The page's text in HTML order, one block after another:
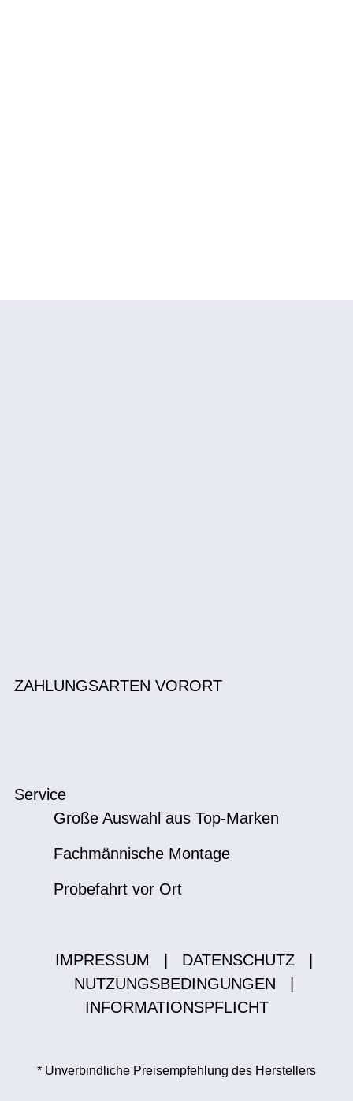
ZAHLUNGSARTEN VORORT
Service
Große Auswahl aus Top-Marken
Fachmännische Montage
Probefahrt vor Ort
IMPRESSUM DATENSCHUTZ
NUTZUNGSBEDINGUNGEN
INFORMATIONSPFLICHT
* Unverbindliche Preisempfehlung des Herstellers